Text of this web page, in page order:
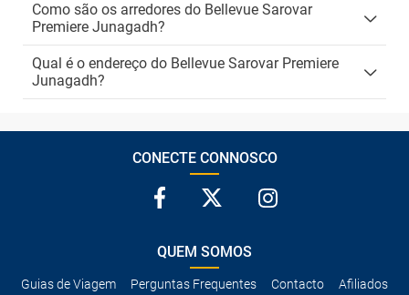
Como são os arredores do Bellevue Sarovar
Premiere Junagadh?
Qual é o endereço do Bellevue Sarovar Premiere
Junagadh?
CONECTE CONNOSCO
QUEM SOMOS
Guias de Viagem Perguntas Frequentes Contacto
Afiliados